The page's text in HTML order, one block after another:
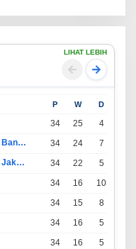
LIHAT LEBIH
P W D
34 25 4
Persatuan Sepak Bola Indonesia Bandung 34 24 7
Persatuan Sepak Bola Indonesia Jakarta 34 22 5
34 16 10
34 15 8
34 16 5
34 16 5